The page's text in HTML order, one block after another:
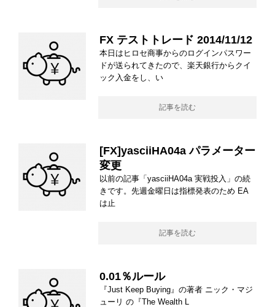
FX テストトレード 2014/11/12
本日はヒロセ商事からのログインパスワー
ドが送られてきたので、楽天銀行からクイ
ック入金をし、い
記事を読む
[FX]yasciiHA04a パラメーター
変更
以前の記事「yasciiHA04a 実戦投入」の続
きです。先週金曜日は指標発表のため EA
は止
記事を読む
0.01％ルール
『Just Keep Buying』の著者 ニック・マジ
ューリ の『The Wealth L